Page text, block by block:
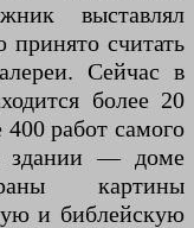
выставлял
считать
Сейчас в
более 20
работ самого
здании — доме
картины
и библейскую